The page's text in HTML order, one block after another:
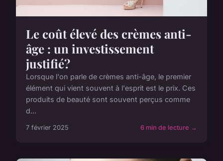
Le coût élevé des crèmes anti-
âge : un investissement
justifié?
Lorsque l'on parle de crèmes anti-âge, le premier
élément qui vient souvent à l'esprit est le prix. Ces
produits de beauté sont souvent perçus comme
d...
7 février 2025 6 min de lecture →